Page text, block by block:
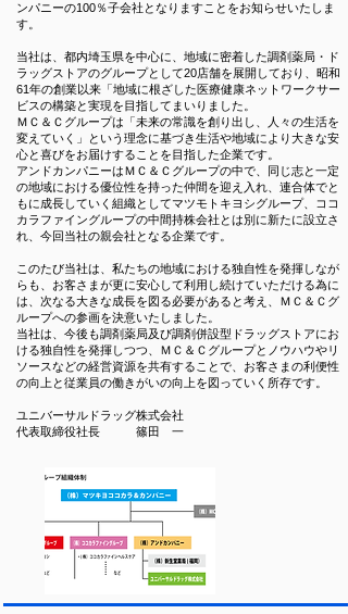
ンパニーの100％子会社となりますことをお知らせいたしま
す。
当社は、都内埼玉県を中心に、地域に密着した調剤薬局・ド
ラッグストアのグループとして20店舗を展開しており、昭和
61年の創業以来「地域に根ざした医療健康ネットワークサー
ビスの構築と実現を目指してまいりました。
ＭＣ＆Ｃグループは「未来の常識を創り出し、人々の生活を
変えていく」という理念に基づき生活や地域により大きな安
心と喜びをお届けすることを目指した企業です。
アンドカンパニーはＭＣ＆Ｃグループの中で、同じ志と一定
の地域における優位性を持った仲間を迎え入れ、連合体でと
もに成長していく組織としてマツモトキヨシグループ、ココ
カラファイングループの中間持株会社とは別に新たに設立さ
れ、今回当社の親会社となる企業です。
このたび当社は、私たちの地域における独自性を発揮しなが
らも、お客さまが更に安心して利用し続けていただける為に
は、次なる大きな成長を図る必要があると考え、ＭＣ＆Ｃグ
ループへの参画を決意いたしました。
当社は、今後も調剤薬局及び調剤併設型ドラッグストアにお
ける独自性を発揮しつつ、ＭＣ＆Ｃグループとノウハウやリ
ソースなどの経営資源を共有することで、お客さまの利便性
の向上と従業員の働きがいの向上を図っていく所存です。
ユニバーサルドラッグ株式会社
代表取締役社長 篠田 一